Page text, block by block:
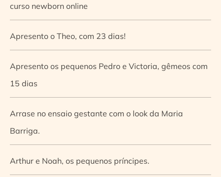
curso newborn online
Apresento o Theo, com 23 dias!
Apresento os pequenos Pedro e Victoria, gêmeos com
15 dias
Arrase no ensaio gestante com o look da Maria
Barriga.
Arthur e Noah, os pequenos príncipes.